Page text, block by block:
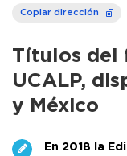
Copiar dirección
Títulos del
UCALP,
y México
En 2018 la